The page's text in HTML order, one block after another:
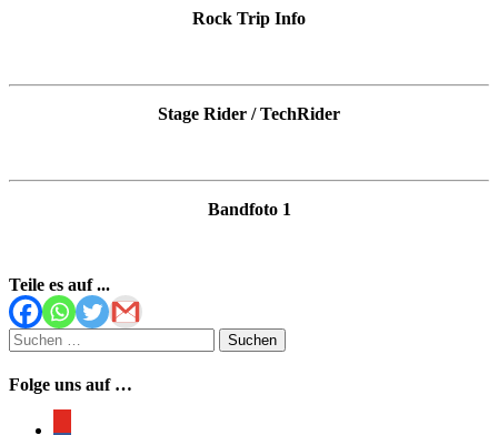
Rock Trip Info
Stage Rider / TechRider
Bandfoto 1
Teile es auf ...
Suchen
nach:
Folge uns auf …